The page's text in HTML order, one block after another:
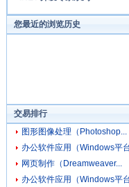
您最近的浏览历史
交易排行
图形图像处理（Photoshop...
办公软件应用（Windows平
网页制作（Dreamweaver...
办公软件应用（Windows平